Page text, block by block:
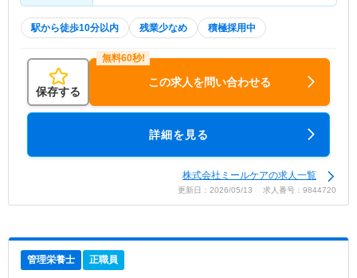
駅から徒歩10分以内 残業少なめ 積極採用中
保存する
この求人を問い合わせる
詳細を見る
株式会社ミールケアの求人一覧
更新日：2026/05/13 求人番号：9844720
管理栄養士 正職員